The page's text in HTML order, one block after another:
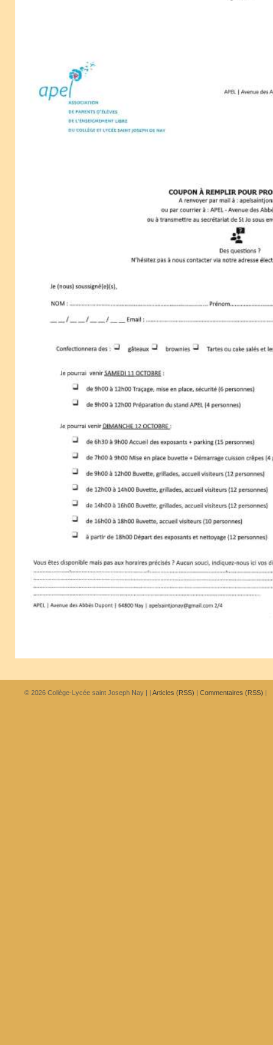
© 2026 Collège-Lycée saint Joseph Nay | | Articles (RSS) | Commentaires (RSS) |